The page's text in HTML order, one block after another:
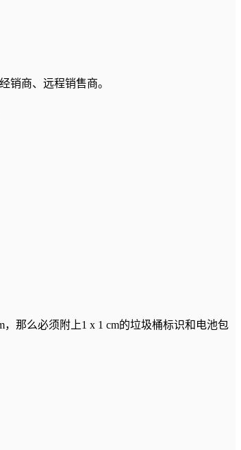
销商、远程销售商。
那么必须附上1 x 1 cm的垃圾桶标识和电池包